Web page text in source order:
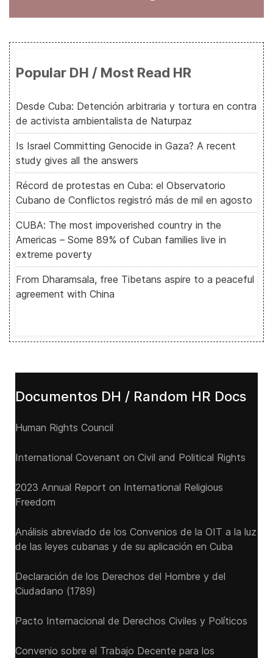
Popular DH / Most Read HR
Desde Cuba: Detención arbitraria y tortura en contra
de activista ambientalista de Naturpaz
Is Israel Committing Genocide in Gaza? A recent
study gives all the answers
Récord de protestas en Cuba: el Observatorio
Cubano de Conflictos registró más de mil en agosto
CUBA: The most impoverished country in the
Americas – Some 89% of Cuban families live in
extreme poverty
From Dharamsala, free Tibetans aspire to a peaceful
agreement with China
Documentos DH / Random HR Docs
Human Rights Council
International Covenant on Civil and Political Rights
2023 Annual Report on International Religious
Freedom
Análisis abreviado de los Convenios de la OIT a la luz
de las leyes cubanas y de su aplicación en Cuba
Declaración de los Derechos del Hombre y del
Ciudadano (1789)
Pacto Internacional de Derechos Civiles y Políticos
Convenio sobre el Trabajo Decente para los